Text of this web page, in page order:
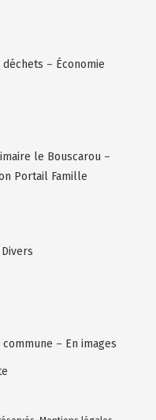
déchets – Économie
le Bouscarou –
Portail Famille
Divers
– En images